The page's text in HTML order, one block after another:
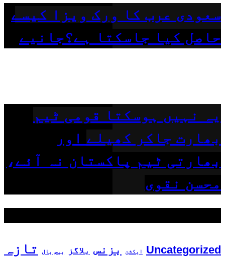
سعودی عرب کا ورک ویزا کیسے
حاصل کیا جاسکتا ہے؟جانیے
یہ نہیں ہوسکتا قومی ٹیم
بھارت جاکر کھیلے اور
بھارتی ٹیم پاکستان نہ آئے،
محسن نقوی
Uncategorized ایکشن بزنس بلاگز بیس بال
تازہ